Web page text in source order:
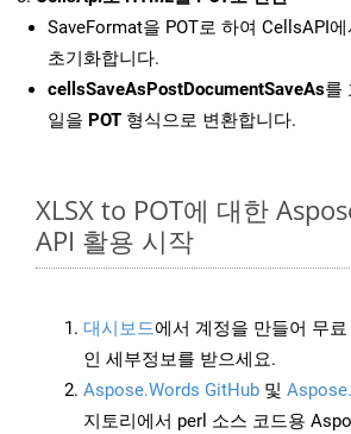
SaveFormat을 POT로 하여 CellsAPI에
초기화합니다.
cellsSaveAsPostDocumentSaveAs를
일을 POT 형식으로 변환합니다.
XLSX to POT에 대한
API 활용 시작
대시보드에서 계정을 만들어 무
인 세부정보를 받으세요.
Aspose.Words GitHub 및
지토리에서 perl 소스 코드용